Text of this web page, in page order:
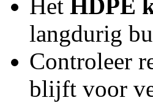
Het HDPE
langdurig
Controleer
blijft voor